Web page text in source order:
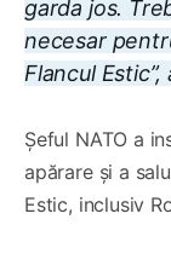
garda jos.
necesar
Flancul
Șeful NATO a
apărare și a
Estic, inclusiv